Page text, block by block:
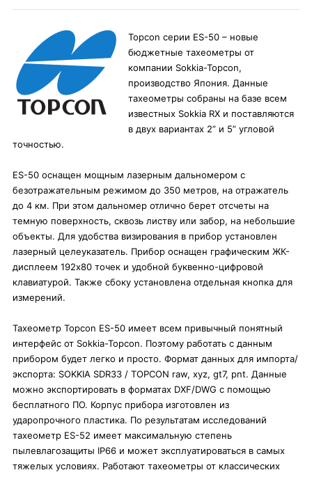
Topcon серии ES-50 – новые
бюджетные тахеометры от
компании Sokkia-Topcon,
производство Япония. Данные
тахеометры собраны на базе всем
известных Sokkia RX и поставляются
в двух вариантах 2” и 5” угловой
точностью.
ES-50 оснащен мощным лазерным дальномером с
безотражательным режимом до 350 метров, на отражатель
до 4 км. При этом дальномер отлично берет отсчеты на
темную поверхность, сквозь листву или забор, на небольшие
объекты. Для удобства визирования в прибор установлен
лазерный целеуказатель. Прибор оснащен графическим ЖК-
дисплеем 192x80 точек и удобной буквенно-цифровой
клавиатурой. Также сбоку установлена отдельная кнопка для
измерений.
Тахеометр Topcon ES-50 имеет всем привычный понятный
интерфейс от Sokkia-Topcon. Поэтому работать с данным
прибором будет легко и просто. Формат данных для импорта/
экспорта: SOKKIA SDR33 / TOPCON raw, xyz, gt7, pnt. Данные
можно экспортировать в форматах DXF/DWG с помощью
бесплатного ПО. Корпус прибора изготовлен из
ударопрочного пластика. По результатам исследований
тахеометр ES-52 имеет максимальную степень
пылевлагозащиты IP66 и может эксплуатироваться в самых
тяжелых условиях. Работают тахеометры от классических